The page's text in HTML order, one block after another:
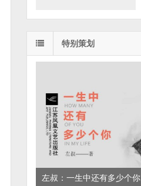
特别策划
左叔：一生中还有多少个你